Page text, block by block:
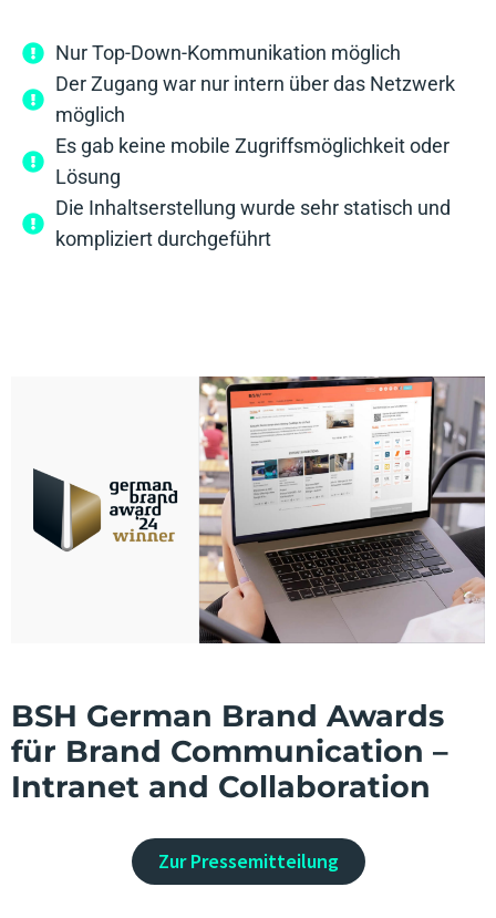
Nur Top-Down-Kommunikation möglich
Der Zugang war nur intern über das Netzwerk
möglich
Es gab keine mobile Zugriffsmöglichkeit oder
Lösung
Die Inhaltserstellung wurde sehr statisch und
kompliziert durchgeführt
BSH German Brand Awards
für Brand Communication –
Intranet and Collaboration
Zur Pressemitteilung